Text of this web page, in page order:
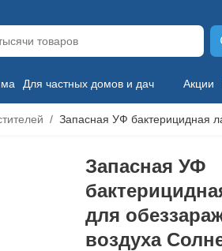
Для частных домов и дач Акции
Запасная УФ бактерицидная
Запасная УФ
для
воздуха